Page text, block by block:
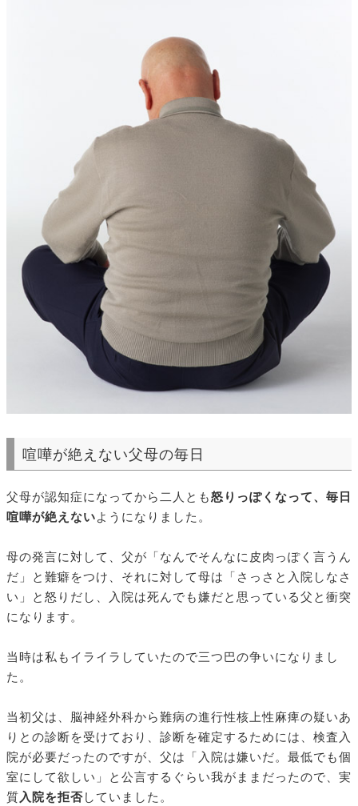
喧嘩が絶えない父母の毎日
父母が認知症になってから二人とも怒りっぽくなって、毎日
喧嘩が絶えないようになりました。
母の発言に対して、父が「なんでそんなに皮肉っぽく言うん
だ」と難癖をつけ、それに対して母は「さっさと入院しなさ
い」と怒りだし、入院は死んでも嫌だと思っている父と衝突
になります。
当時は私もイライラしていたので三つ巴の争いになりまし
た。
当初父は、脳神経外科から難病の進行性核上性麻痺の疑いあ
りとの診断を受けており、診断を確定するためには、検査入
院が必要だったのですが、父は「入院は嫌いだ。最低でも個
室にして欲しい」と公言するぐらい我がままだったので、実
質 入院を拒否していました。